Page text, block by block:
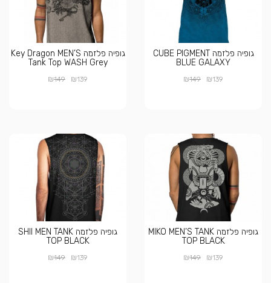
גופיה פלזמה CUBE PIGMENT
BLUE GALAXY
₪139
₪149
גופיה פלזמה Key Dragon MEN’S
Tank Top WASH Grey
₪139
₪149
גופיה פלזמה MIKO MEN’S TANK
TOP BLACK
₪139
₪149
גופיה פלזמה SHII MEN TANK
TOP BLACK
₪139
₪149